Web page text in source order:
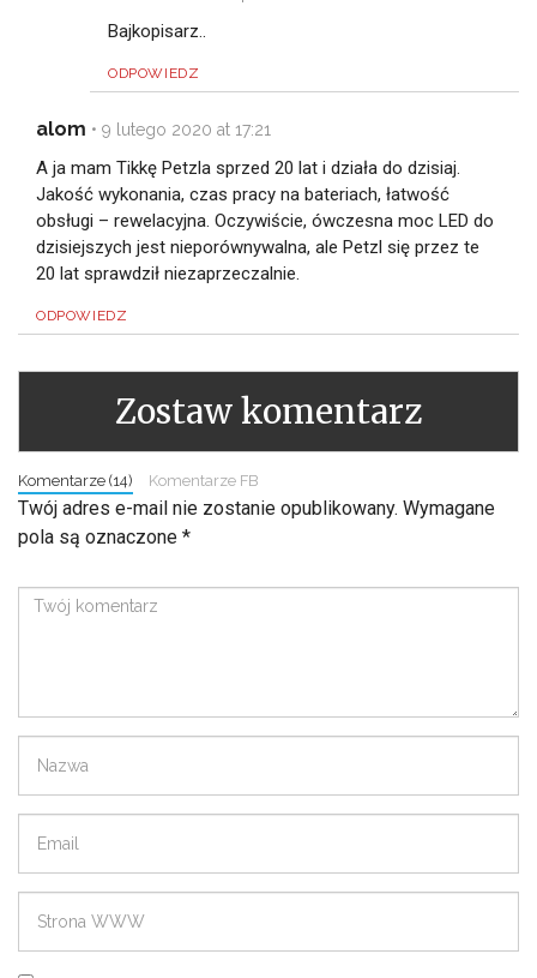
Bajkopisarz..
ODPOWIEDZ
alom • 9 lutego 2020 at 17:21
A ja mam Tikkę Petzla sprzed 20 lat i działa do dzisiaj.
Jakość wykonania, czas pracy na bateriach, łatwość
obsługi – rewelacyjna. Oczywiście, ówczesna moc LED do
dzisiejszych jest nieporównywalna, ale Petzl się przez te
20 lat sprawdził niezaprzeczalnie.
ODPOWIEDZ
Zostaw komentarz
Komentarze (14) Komentarze FB
Twój adres e-mail nie zostanie opublikowany. Wymagane
pola są oznaczone *